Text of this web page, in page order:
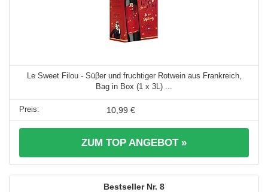
Le Sweet Filou - Süβer und fruchtiger Rotwein aus Frankreich,
Bag in Box (1 x 3L) ...
10,99 €
ZUM TOP ANGEBOT »
8